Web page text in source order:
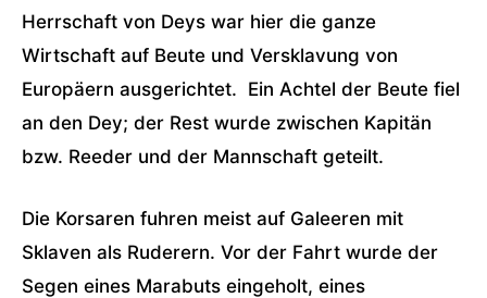
Herrschaft von Deys war hier die ganze
Wirtschaft auf Beute und Versklavung von
Europäern ausgerichtet. Ein Achtel der Beute fiel
an den Dey; der Rest wurde zwischen Kapitän
bzw. Reeder und der Mannschaft geteilt.
Die Korsaren fuhren meist auf Galeeren mit
Sklaven als Ruderern. Vor der Fahrt wurde der
Segen eines Marabuts eingeholt, eines